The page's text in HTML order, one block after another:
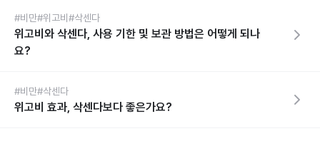
#비만#위고비 #삭센다
위고비와 삭센다, 사용 기한 및 보관 방법은 어떻게 되나
요?
#비만#삭센다
위고비 효과, 삭센다보다 좋은가요?